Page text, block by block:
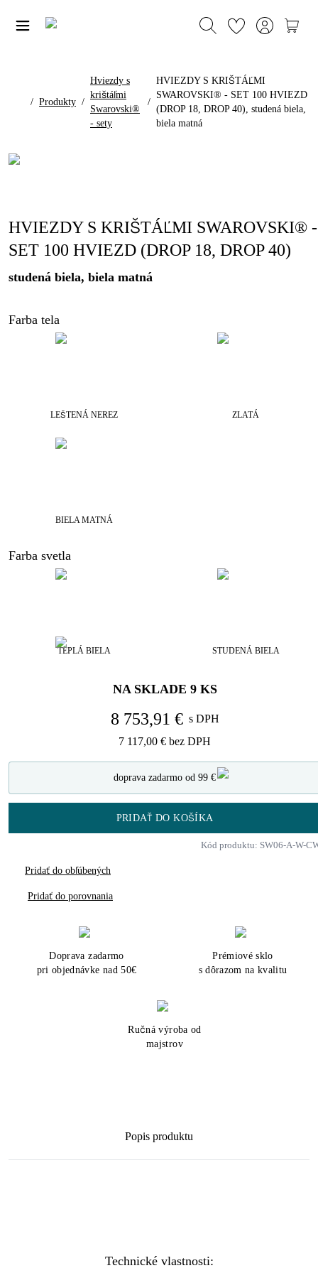
/ Produkty /
Hviezdy s
krištáľmi
Swarovski®
- sety
/
HVIEZDY S KRIŠTÁĽMI
SWAROVSKI® - SET 100 HVIEZD
(DROP 18, DROP 40), studená biela,
biela matná
HVIEZDY S KRIŠTÁĽMI SWAROVSKI® -
SET 100 HVIEZD (DROP 18, DROP 40)
studená biela, biela matná
Farba tela
LEŠTENÁ NEREZ ZLATÁ
BIELA MATNÁ
Farba svetla
TEPLÁ BIELA STUDENÁ BIELA
NA SKLADE 9 KS
8 753,91 € s DPH
7 117,00 € bez DPH
doprava zadarmo od 99 €
PRIDAŤ DO KOŠÍKA
Kód produktu: SW06-A-W-
Pridať do obľúbených
Pridať do porovnania
Doprava zadarmo
pri objednávke nad 50€
Prémiové sklo
s dôrazom na kvalitu
Ručná výroba od
majstrov
Popis produktu
Technické vlastnosti: